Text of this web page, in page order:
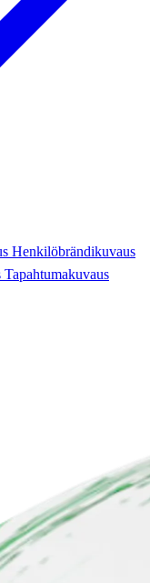
Henkilöbrändikuvaus
Tapahtumakuvaus